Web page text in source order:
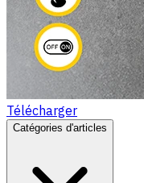
Télécharger
Catégories d'articles